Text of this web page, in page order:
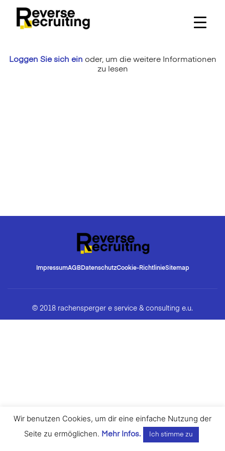
content
Loggen Sie sich ein oder, um die weitere Informationen
zu lesen
ImpressumAGBDatenschutzCookie-RichtlinieSitemap
© 2018 rachensperger e service & consulting e.u.
Wir benutzen Cookies, um dir eine einfache Nutzung der
Seite zu ermöglichen. Mehr Infos. Ich stimme zu